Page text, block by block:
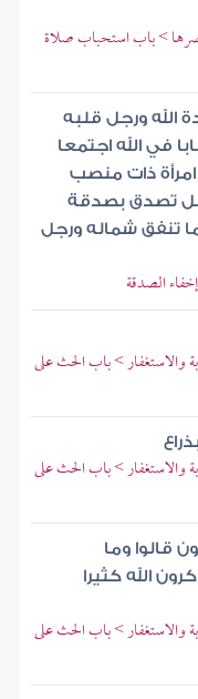
> باب استحباب صلاة
الله ورجل قلبه
في الله اجتمعا
ذات منصب
تصدق بصدقة
تنفق شماله ورجل
الصدقة
والاستغفار > باب الحث على
والاستغفار > باب الحث على
قالوا وما
الله كثيرا
والاستغفار > باب الحث على